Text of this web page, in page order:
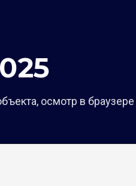
осмотр в браузере